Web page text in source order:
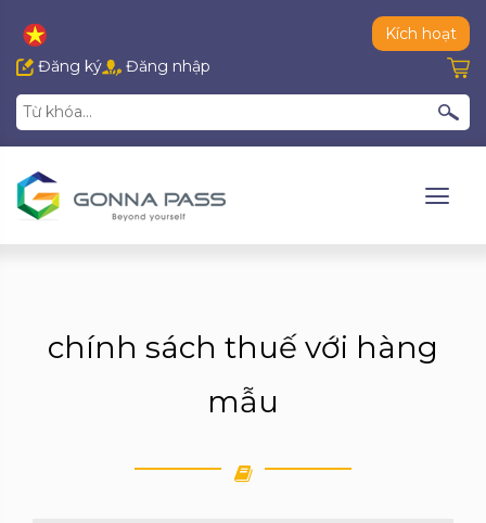
Kích hoạt
Đăng ký
Đăng nhập
chính sách thuế với hàng
mẫu